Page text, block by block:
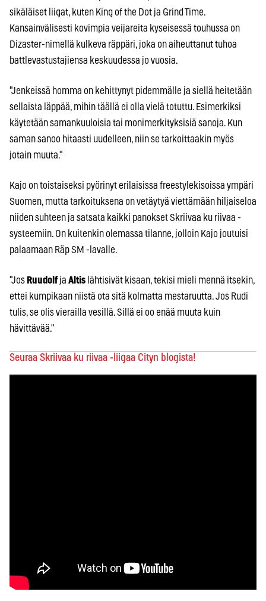
sikäläiset liigat, kuten King of the Dot ja Grind Time.
Kansainvälisesti kovimpia veijareita kyseisessä touhussa on
Dizaster-nimellä kulkeva räppäri, joka on aiheuttanut tuhoa
battlevastustajiensa keskuudessa jo vuosia.
"Jenkeissä homma on kehittynyt pidemmälle ja siellä heitetään
sellaista läppää, mihin täällä ei olla vielä totuttu. Esimerkiksi
käytetään samankuuloisia tai monimerkityksisiä sanoja. Kun
saman sanoo hitaasti uudelleen, niin se tarkoittaakin myös
jotain muuta."
Kajo on toistaiseksi pyörinyt erilaisissa freestylekisoissa ympäri
Suomen, mutta tarkoituksena on vetäytyä viettämään hiljaiseloa
niiden suhteen ja satsata kaikki panokset Skriivaa ku riivaa -
systeemiin. On kuitenkin olemassa tilanne, jolloin Kajo joutuisi
palaamaan Räp SM -lavalle.
"Jos Ruudolfja Altis lähtisivät kisaan, tekisi mieli mennä itsekin,
ettei kumpikaan niistä ota sitä kolmatta mestaruutta. Jos Rudi
tulis, se olis vierailla vesillä. Sillä ei oo enää muuta kuin
hävittävää."
Seuraa Skriivaa ku riivaa -liigaa Cityn blogista!